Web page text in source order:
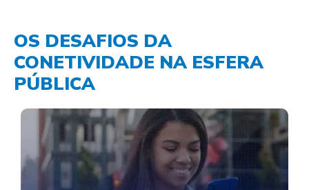
OS DESAFIOS DA
CONETIVIDADE NA ESFERA
PÚBLICA